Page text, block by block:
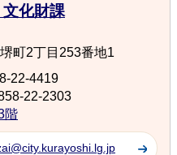
化財課
町2丁目253番地1
22-4419
22-2303
階